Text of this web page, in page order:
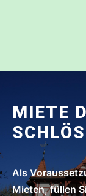
MIETE
Als
Mieten, füllen